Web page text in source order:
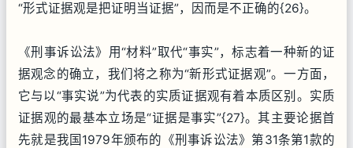
“形式证据观是把证明当证据”，因而是不正确的{26}。
《刑事诉讼法》用“材料”取代“事实”，标志着一种新的证
据观念的确立，我们将之称为“新形式证据观”。一方面，
它与以“事实说”为代表的实质证据观有着本质区别。实质
证据观的最基本立场是“证据是事实”{27}。其主要论据首
先就是我国1979年颁布的《刑事诉讼法》第31条第1款的